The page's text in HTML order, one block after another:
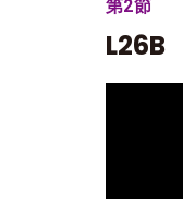
第2節
L26B